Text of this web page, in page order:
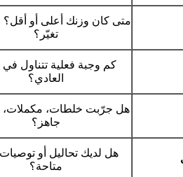
متى كان وزنك أعلى أو أقل؟
تغيّر؟
كم وجبة فعلية تتناول
العادي؟
هل جرّبت خلطات، مكملات،
جاهز؟
هل لديك تحاليل أو
متاحة؟